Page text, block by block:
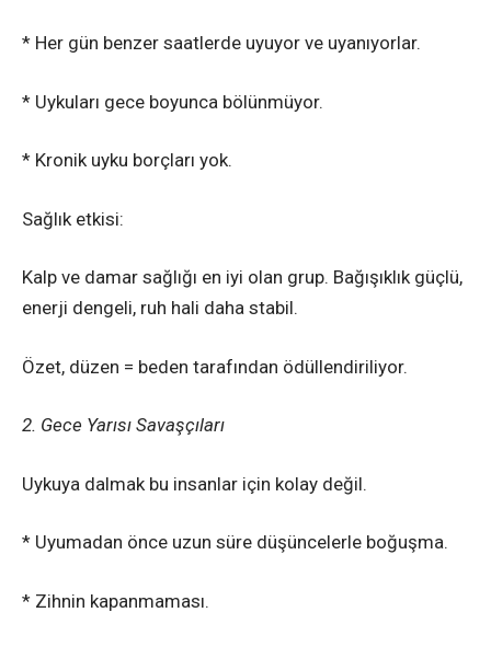
* Her gün benzer saatlerde uyuyor ve uyanıyorlar.
* Uykuları gece boyunca bölünmüyor.
* Kronik uyku borçları yok.
Sağlık etkisi:
Kalp ve damar sağlığı en iyi olan grup. Bağışıklık güçlü,
enerji dengeli, ruh hali daha stabil.
Özet, düzen = beden tarafından ödüllendiriliyor.
2. Gece Yarısı Savaşçıları
Uykuya dalmak bu insanlar için kolay değil.
* Uyumadan önce uzun süre düşüncelerle boğuşma.
* Zihnin kapanmaması.